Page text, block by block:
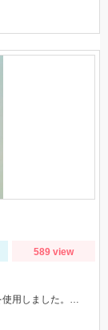
589 view
短いのべ竿を使用したウキ釣りにて。エサは石ゴカイを使用しました。手軽に楽しめる手長エビ釣りは釣り初心者の方にもおススメです！